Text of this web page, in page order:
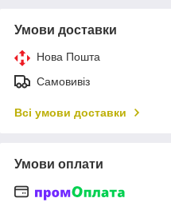
Умови доставки
Нова Пошта
Самовивіз
Всі умови доставки
Умови оплати